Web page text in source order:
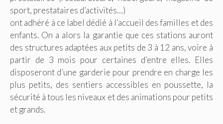
sport, prestataires d’activités…)
ont adhéré à ce label dédié à l’accueil des familles et des
enfants. On a alors la garantie que ces stations auront
des structures adaptées aux petits de 3 à 12 ans, voire à
partir de 3 mois pour certaines d’entre elles. Elles
disposeront d’une garderie pour prendre en charge les
plus petits, des sentiers accessibles en poussette, la
sécurité à tous les niveaux et des animations pour petits
et grands.